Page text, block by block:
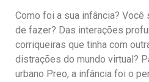
Como foi a sua infância?
de fazer? Das interações
corriqueiras que tinha com
distrações do mundo virtual?
urbano Preo, a infância foi o